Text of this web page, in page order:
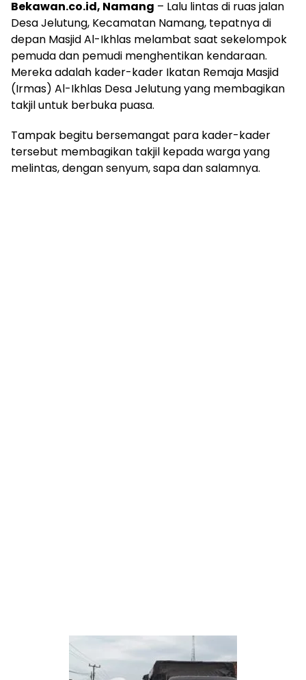
Bekawan.co.id, Namang – Lalu lintas di ruas jalan
Desa Jelutung, Kecamatan Namang, tepatnya di
depan Masjid Al-Ikhlas melambat saat sekelompok
pemuda dan pemudi menghentikan kendaraan.
Mereka adalah kader-kader Ikatan Remaja Masjid
(Irmas) Al-Ikhlas Desa Jelutung yang membagikan
takjil untuk berbuka puasa.
Tampak begitu bersemangat para kader-kader
tersebut membagikan takjil kepada warga yang
melintas, dengan senyum, sapa dan salamnya.